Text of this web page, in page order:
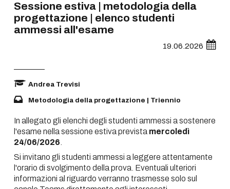
Sessione estiva | metodologia della
progettazione | elenco studenti
ammessi all'esame
19.06.2026
Andrea Trevisi
Metodologia della progettazione | Triennio
In allegato gli elenchi degli studenti ammessi a sostenere
l'esame nella sessione estiva prevista mercoledì
24/06/2026
Si invitano gli studenti ammessi a leggere attentamente
l'orario di svolgimento della prova. Eventuali ulteriori
informazioni al riguardo verranno trasmesse solo sul